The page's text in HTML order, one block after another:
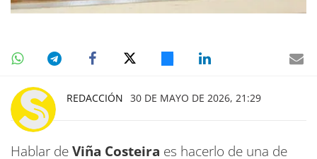
REDACCIÓN 30 DE MAYO DE 2026, 21:29
Hablar deViña Costeira es hacerlo de una de